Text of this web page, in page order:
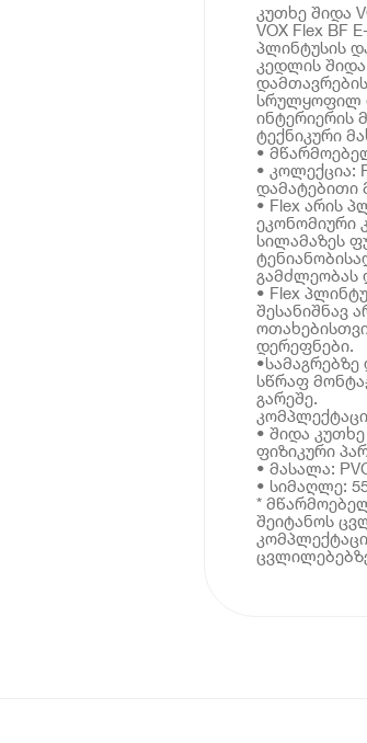
კუთხე შიდა
VOX Flex BF
პლინტუსის
კედლის
სრულყოფილ
ინტერიერის
ტექნიკური
•
• კოლექცია:
დამატებითი
• Flex არის
ეკონომიური
სილამაზეს
გამძლეობას
• Flex
შესანიშნავ
დერეფნები.
სწრაფ
გარეშე.
• შიდა კუთხე
ფიზიკური
• მასალა:
• სიმაღლე:
*
შეიტანოს